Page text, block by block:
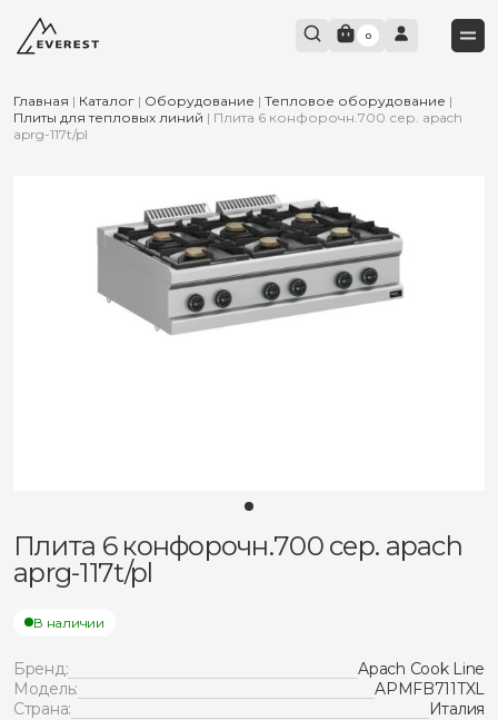
0
Главная | Каталог | Оборудование | Тепловое оборудование |
Плиты для тепловых линий | Плита 6 конфорочн.700 сер. apach
aprg-117t/pl
Плита 6 конфорочн.700 сер. apach
aprg-117t/pl
В наличии
Бренд:
Apach Cook Line
Модель:
APMFB711TXL
Страна:
Италия